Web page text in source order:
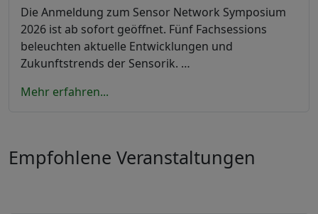
Die Anmeldung zum Sensor Network Symposium
2026 ist ab sofort geöffnet. Fünf Fachsessions
beleuchten aktuelle Entwicklungen und
Zukunftstrends der Sensorik. …
Mehr erfahren...
Empfohlene Veranstaltungen